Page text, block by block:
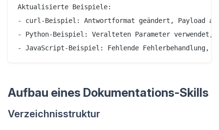
Aktualisierte Beispiele:
- curl-Beispiel: Antwortformat geändert, Payload
- Python-Beispiel: Veralteten Parameter
Aufbau eines Dokumentations-Skills
Verzeichnisstruktur